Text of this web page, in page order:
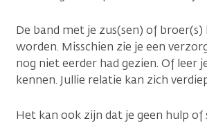
De band met je zus(sen) of
worden. Misschien zie je een
nog niet eerder had gezien. Of leer
kennen. Jullie relatie kan zich
Het kan ook zijn dat je geen hulp of